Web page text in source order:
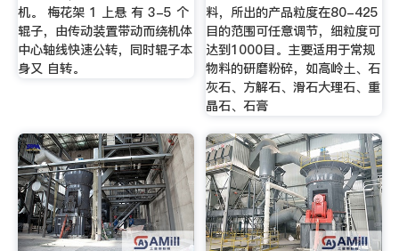
机。 梅花架 1 上悬 有 3-5 个
辊子，由传动装置带动而绕机体
中心轴线快速公转，同时辊子本
身又 自转。
料，所出的产品粒度在80-425
目的范围可任意调节，细粒度可
达到1000目。主要适用于常规
物料的研磨粉碎，如高岭土、石
灰石、方解石、滑石大理石、重
晶石、石膏